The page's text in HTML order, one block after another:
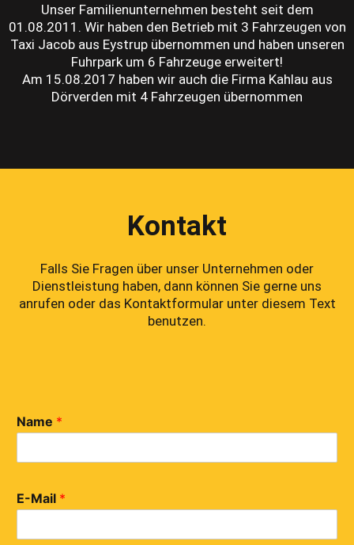
Unser Familienunternehmen besteht seit dem
01.08.2011. Wir haben den Betrieb mit 3 Fahrzeugen von
Taxi Jacob aus Eystrup übernommen und haben unseren
Fuhrpark um 6 Fahrzeuge erweitert!
Am 15.08.2017 haben wir auch die Firma Kahlau aus
Dörverden mit 4 Fahrzeugen übernommen
Kontakt
Falls Sie Fragen über unser Unternehmen oder
Dienstleistung haben, dann können Sie gerne uns
anrufen oder das Kontaktformular unter diesem Text
benutzen.
Name *
E-Mail *